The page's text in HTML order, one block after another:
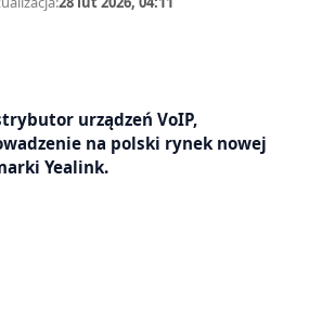
urządzeń VoIP,
na polski rynek nowej
Yealink.